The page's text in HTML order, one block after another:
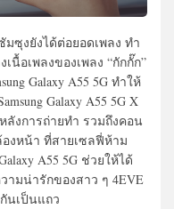
ซุงยังได้ต่อยอดเพลง ทำ
นื้อเพลงของเพลง “กักกั๊ก”
Galaxy A55 5G ทำให้
Galaxy A55 5G X
ลังการถ่ายทำ รวมถึงคอน
องหน้า ที่สายเซลฟี่ห้าม
A55 5G ช่วยให้ได้
มน่ารักของสาว ๆ 4EVE
นเป็นแถว